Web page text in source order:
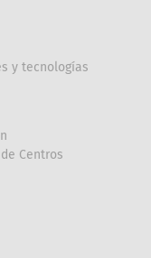
y tecnologías
Centros